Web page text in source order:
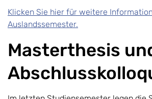
Klicken Sie hier für weitere
Auslandssemester.
Masterthesis